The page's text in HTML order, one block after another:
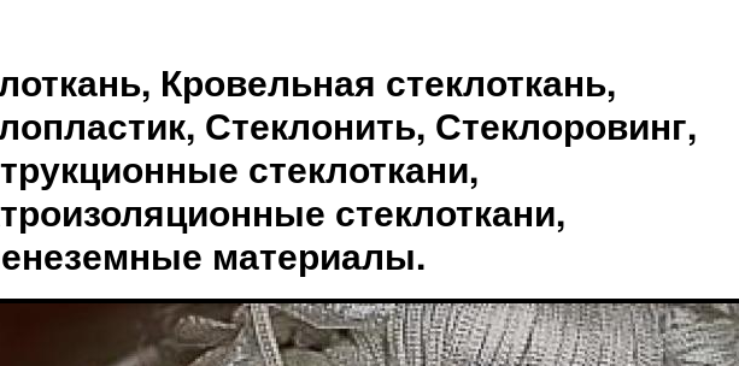
Кровельная стеклоткань,
Стеклонить, Стеклоровинг,
стеклоткани,
стеклоткани,
материалы.